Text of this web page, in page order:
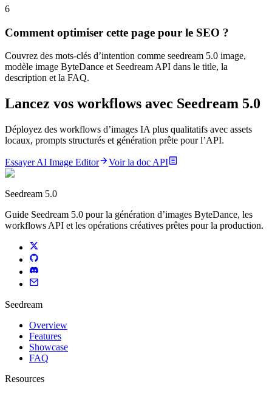
6
Comment optimiser cette page pour le SEO ?
Couvrez des mots-clés d’intention comme seedream 5.0 image,
modèle image ByteDance et Seedream API dans le title, la
description et la FAQ.
Lancez vos workflows avec Seedream 5.0
Déployez des workflows d’images IA plus qualitatifs avec assets
locaux, prompts structurés et génération prête pour l’API.
Essayer AI Image Editor Voir la doc API
Seedream 5.0
Guide Seedream 5.0 pour la génération d’images ByteDance, les
workflows API et les opérations créatives prêtes pour la production.
Seedream
Overview
Features
Showcase
FAQ
Resources